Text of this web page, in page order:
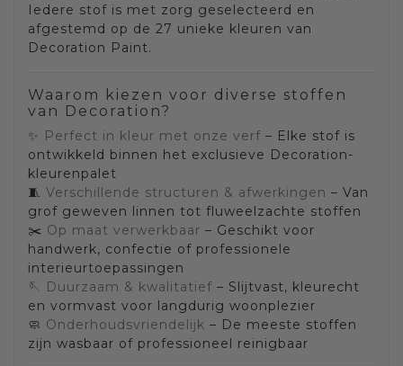
Iedere stof is met zorg geselecteerd en
afgestemd op de 27 unieke kleuren van
Decoration Paint.
Waarom kiezen voor diverse stoffen
van Decoration?
✨ Perfect in kleur met onze verf – Elke stof is
ontwikkeld binnen het exclusieve Decoration-
kleurenpalet
🧵 Verschillende structuren & afwerkingen – Van
grof geweven linnen tot fluweelzachte stoffen
✂️ Op maat verwerkbaar – Geschikt voor
handwerk, confectie of professionele
interieurtoepassingen
🪡 Duurzaam & kwalitatief – Slijtvast, kleurecht
en vormvast voor langdurig woonplezier
🧼 Onderhoudsvriendelijk – De meeste stoffen
zijn wasbaar of professioneel reinigbaar